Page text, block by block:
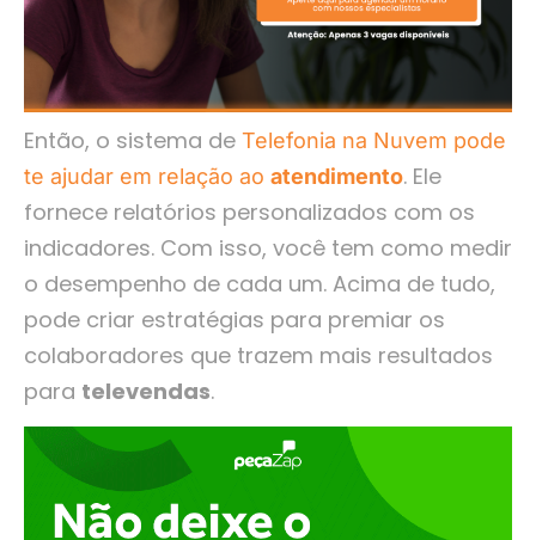
Então, o sistema de Telefonia na Nuvem pode
te ajudar em relação ao atendimento. Ele
fornece relatórios personalizados com os
indicadores. Com isso, você tem como medir
o desempenho de cada um. Acima de tudo,
pode criar estratégias para premiar os
colaboradores que trazem mais resultados
para televendas.